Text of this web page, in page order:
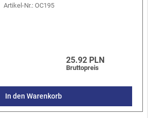
Artikel-Nr.:OC195
25.92 PLN
Bruttopreis
In den Warenkorb